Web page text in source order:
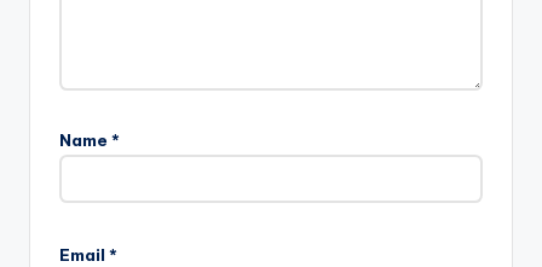
Name *
Email *